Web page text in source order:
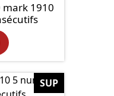
mark 1910
SUP